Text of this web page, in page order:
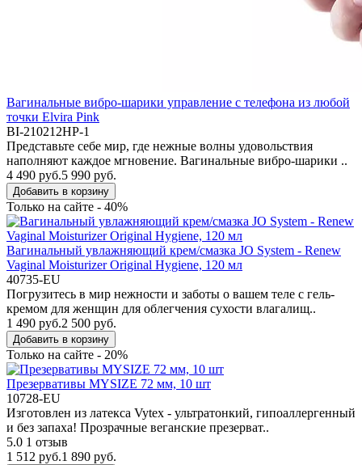
Вагинальные вибро-шарики управление с телефона из любой
точки Elvira Pink
BI-210212HP-1
Представьте себе мир, где нежные волны удовольствия
наполняют каждое мгновение. Вагинальные вибро-шарики ..
4 490 руб.5 990 руб.
Добавить в корзину
Только на сайте - 40%
Вагинальный увлажняющий крем/смазка JO System - Renew
Vaginal Moisturizer Original Hygiene, 120 мл
40735-EU
Погрузитесь в мир нежности и заботы о вашем теле с гель-
кремом для женщин для облегчения сухости влагалищ..
1 490 руб.2 500 руб.
Добавить в корзину
Только на сайте - 20%
Презервативы MYSIZE 72 мм, 10 шт
10728-EU
Изготовлен из латекса Vytex - ультратонкий, гипоаллергенный
и без запаха! Прозрачные веганские презерват..
5.0 1 отзыв
1 512 руб.1 890 руб.